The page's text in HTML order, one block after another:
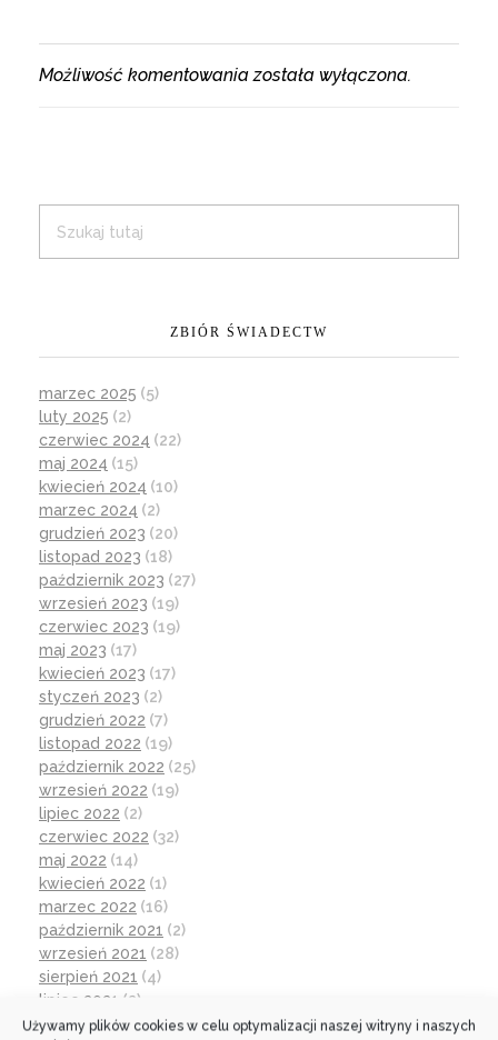
Używamy plików cookies w celu optymalizacji naszej witryny i naszych
Możliwość komentowania została wyłączona.
ZBIÓR ŚWIADECTW
marzec 2025 (5)
luty 2025 (2)
czerwiec 2024 (22)
maj 2024 (15)
kwiecień 2024 (10)
marzec 2024 (2)
grudzień 2023 (20)
listopad 2023 (18)
październik 2023 (27)
wrzesień 2023 (19)
czerwiec 2023 (19)
maj 2023 (17)
kwiecień 2023 (17)
styczeń 2023 (2)
grudzień 2022 (7)
listopad 2022 (19)
październik 2022 (25)
wrzesień 2022 (19)
lipiec 2022 (2)
czerwiec 2022 (32)
maj 2022 (14)
kwiecień 2022 (1)
marzec 2022 (16)
październik 2021 (2)
wrzesień 2021 (28)
sierpień 2021 (4)
lipiec 2021 (2)
czerwiec 2021(27)